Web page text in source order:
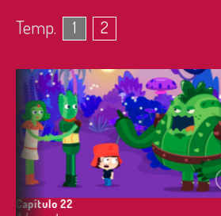
Temp. 1 2
Capítulo 22